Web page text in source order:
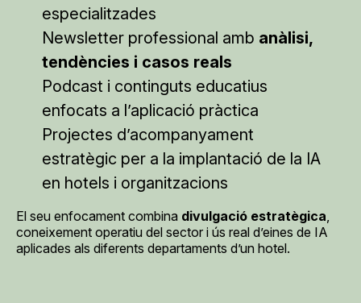
especialitzades
Newsletter professional amb anàlisi,
tendències i casos reals
Podcast i continguts educatius
enfocats a l’aplicació pràctica
Projectes d’acompanyament
estratègic per a la implantació de la IA
en hotels i organitzacions
El seu enfocament combina divulgació estratègica,
coneixement operatiu del sector i ús real d’eines de IA
aplicades als diferents departaments d’un hotel.